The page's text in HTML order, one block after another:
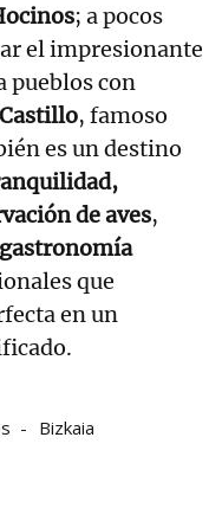
; a pocos
el impresionante
pueblos con
, famoso
es un destino
de aves,
gastronomía
que
en un
Bizkaia